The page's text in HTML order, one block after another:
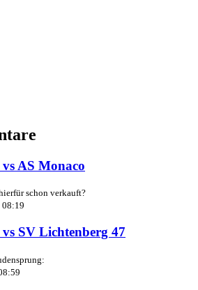
AS Monaco
schon verkauft?
SV Lichtenberg 47